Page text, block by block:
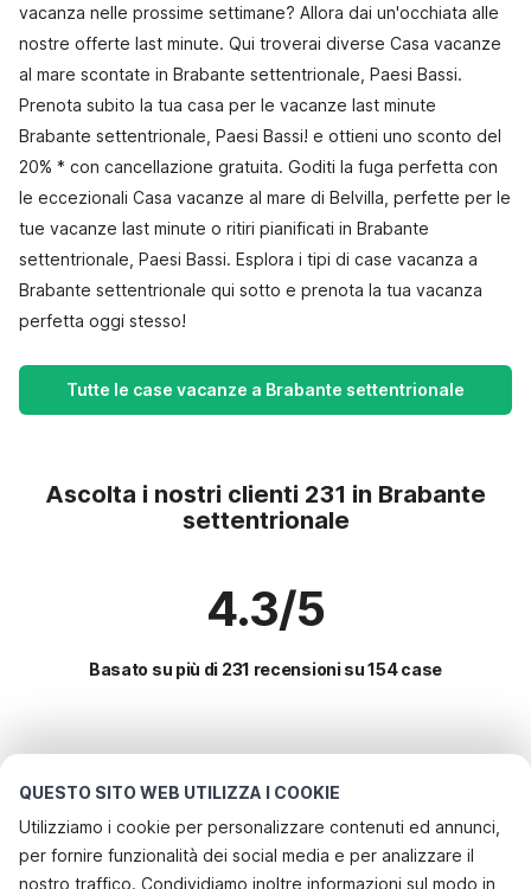
QUESTO SITO WEB UTILIZZA I COOKIE
Utilizziamo i cookie per personalizzare contenuti ed annunci,
per fornire funzionalità dei social media e per analizzare il
nostro traffico. Condividiamo inoltre informazioni sul modo in
vacanza nelle prossime settimane? Allora dai un'occhiata alle
nostre offerte last minute. Qui troverai diverse Casa vacanze
al mare scontate in Brabante settentrionale, Paesi Bassi.
Prenota subito la tua casa per le vacanze last minute
Brabante settentrionale, Paesi Bassi! e ottieni uno sconto del
20% * con cancellazione gratuita. Goditi la fuga perfetta con
le eccezionali Casa vacanze al mare di Belvilla, perfette per le
tue vacanze last minute o ritiri pianificati in Brabante
settentrionale, Paesi Bassi. Esplora i tipi di case vacanza a
Brabante settentrionale qui sotto e prenota la tua vacanza
perfetta oggi stesso!
Tutte le case vacanze a Brabante settentrionale
Ascolta i nostri clienti 231 in Brabante
settentrionale
4.3/5
Basato su più di 231 recensioni su 154 case
vacanze
Servizi più popolari per le vacanze in Brabante
settentrionale